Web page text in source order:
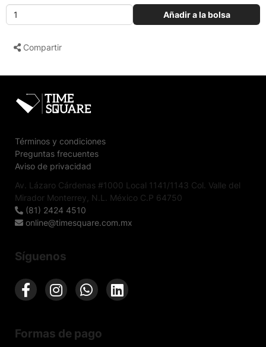
Añadir a la bolsa
Compartir
Términos y condiciones
Preguntas frecuentes
Aviso de privacidad
Av. Lázaro Cárdenas #1000 Local 1141/1143 Col. Valle del
Mirador Monterrey, N.L. México C.P 64750
(81) 2424 4510
online@timesquare.com.mx
Síguenos
Formas de pago